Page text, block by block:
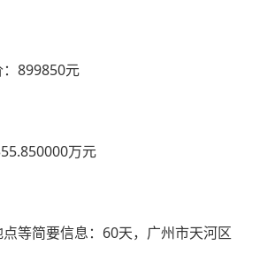
899850元
万元
等简要信息： 60天，广州市天河区